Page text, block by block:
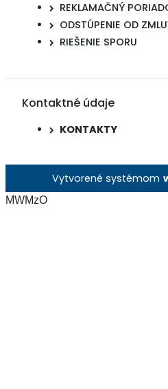
REKLAMAČNÝ
ODSTÚPENIE OD
RIEŠENIE SPORU
Kontaktné údaje
KONTAKTY
Vytvorené systémom
MWMzO